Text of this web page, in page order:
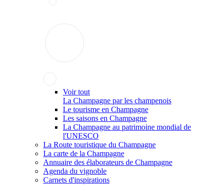
Voir tout
La Champagne par les champenois
Le tourisme en Champagne
Les saisons en Champagne
La Champagne au patrimoine mondial de
l'UNESCO
La Route touristique du Champagne
La carte de la Champagne
Annuaire des élaborateurs de Champagne
Agenda du vignoble
Carnets d'inspirations